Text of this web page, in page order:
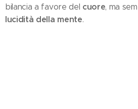
bilancia a favore del cuore, ma
lucidità della mente.